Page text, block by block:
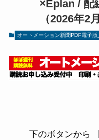
×Eplan / 配
（2026年2
オートメーション新聞PDF電子
下のボタンから